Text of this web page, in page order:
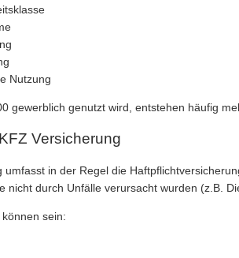
Nutzung
gewerblich genutzt wird, entstehen häufig
Versicherung
umfasst in der Regel die
nicht durch Unfälle verursacht wurden (z.B.
sein: